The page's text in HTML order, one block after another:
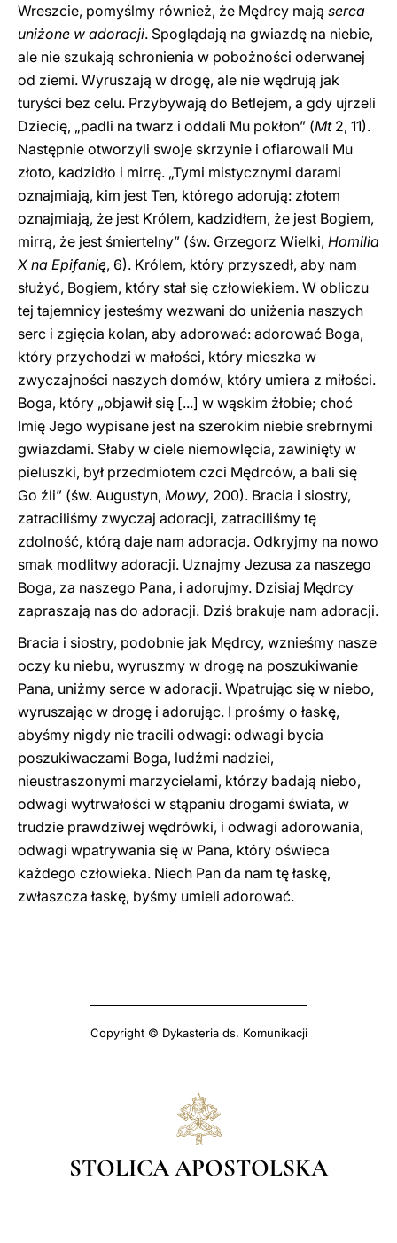
Wreszcie, pomyślmy również, że Mędrcy mają serca
uniżone w adoracji. Spoglądają na gwiazdę na niebie,
ale nie szukają schronienia w pobożności oderwanej
od ziemi. Wyruszają w drogę, ale nie wędrują jak
turyści bez celu. Przybywają do Betlejem, a gdy ujrzeli
Dziecię, „padli na twarz i oddali Mu pokłon” (Mt 2, 11).
Następnie otworzyli swoje skrzynie i ofiarowali Mu
złoto, kadzidło i mirrę. „Tymi mistycznymi darami
oznajmiają, kim jest Ten, którego adorują: złotem
oznajmiają, że jest Królem, kadzidłem, że jest Bogiem,
mirrą, że jest śmiertelny” (św. Grzegorz Wielki, Homilia
X na Epifanię, 6). Królem, który przyszedł, aby nam
służyć, Bogiem, który stał się człowiekiem. W obliczu
tej tajemnicy jesteśmy wezwani do uniżenia naszych
serc i zgięcia kolan, aby adorować: adorować Boga,
który przychodzi w małości, który mieszka w
zwyczajności naszych domów, który umiera z miłości.
Boga, który „objawił się [...] w wąskim żłobie; choć
Imię Jego wypisane jest na szerokim niebie srebrnymi
gwiazdami. Słaby w ciele niemowlęcia, zawinięty w
pieluszki, był przedmiotem czci Mędrców, a bali się
Go źli” (św. Augustyn, Mowy, 200). Bracia i siostry,
zatraciliśmy zwyczaj adoracji, zatraciliśmy tę
zdolność, którą daje nam adoracja. Odkryjmy na nowo
smak modlitwy adoracji. Uznajmy Jezusa za naszego
Boga, za naszego Pana, i adorujmy. Dzisiaj Mędrcy
zapraszają nas do adoracji. Dziś brakuje nam adoracji.
Bracia i siostry, podobnie jak Mędrcy, wznieśmy nasze
oczy ku niebu, wyruszmy w drogę na poszukiwanie
Pana, uniżmy serce w adoracji. Wpatrując się w niebo,
wyruszając w drogę i adorując. I prośmy o łaskę,
abyśmy nigdy nie tracili odwagi: odwagi bycia
poszukiwaczami Boga, ludźmi nadziei,
nieustraszonymi marzycielami, którzy badają niebo,
odwagi wytrwałości w stąpaniu drogami świata, w
trudzie prawdziwej wędrówki, i odwagi adorowania,
odwagi wpatrywania się w Pana, który oświeca
każdego człowieka. Niech Pan da nam tę łaskę,
zwłaszcza łaskę, byśmy umieli adorować.
Copyright © Dykasteria ds. Komunikacji
STOLICA APOSTOLSKA